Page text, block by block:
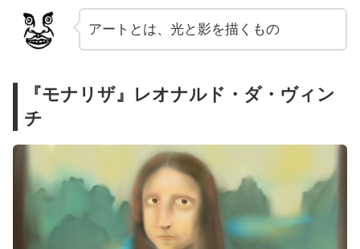
アートとは、光と影を描くもの
『モナリザ』レオナルド・ダ・ヴィン
チ